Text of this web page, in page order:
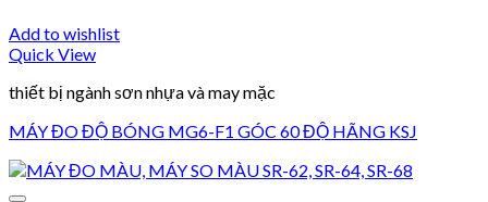
Add to wishlist
Quick View
thiết bị ngành sơn nhựa và may mặc
MÁY ĐO ĐỘ BÓNG MG6-F1 GÓC 60 ĐỘ HÃNG KSJ